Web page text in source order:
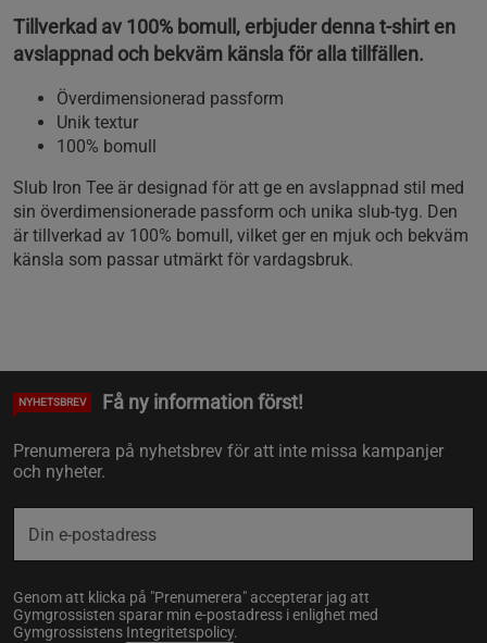
Tillverkad av 100% bomull, erbjuder denna t-shirt en
avslappnad och bekväm känsla för alla tillfällen.
Överdimensionerad passform
Unik textur
100% bomull
Slub Iron Tee är designad för att ge en avslappnad stil med
sin överdimensionerade passform och unika slub-tyg. Den
är tillverkad av 100% bomull, vilket ger en mjuk och bekväm
känsla som passar utmärkt för vardagsbruk.
NYHETSBREV Få ny information först!
Prenumerera på nyhetsbrev för att inte missa kampanjer
och nyheter.
Genom att klicka på "Prenumerera" accepterar jag att
Gymgrossisten sparar min e-postadress i enlighet med
Gymgrossistens Integritetspolicy.